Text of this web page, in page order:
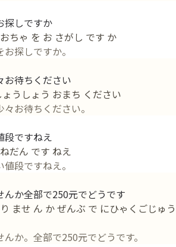
探しですか
ちゃ を お さがし です か
探しですか。
お待ちください
うしょう おまち ください
お待ちください。
段ですねえ
だん です ねえ
段ですねえ。
んか全部で250元でどうです
ませ ん か ぜんぶ で にひゃくごじゅう
か。全部で250元でどうです。